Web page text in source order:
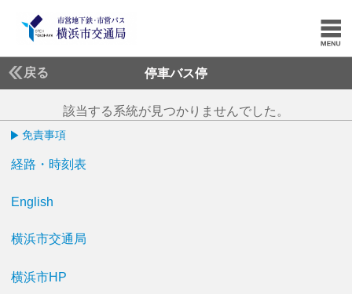
戻る 停車バス停
該当する系統が見つかりませんでした。
免責事項
経路・時刻表
English
横浜市交通局
横浜市HP